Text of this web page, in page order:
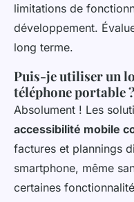
limitations de
développement.
long terme.
Puis-je utiliser un
téléphone portable ?
Absolument ! Les
accessibilité mobile
factures et plannings
smartphone, même
certaines